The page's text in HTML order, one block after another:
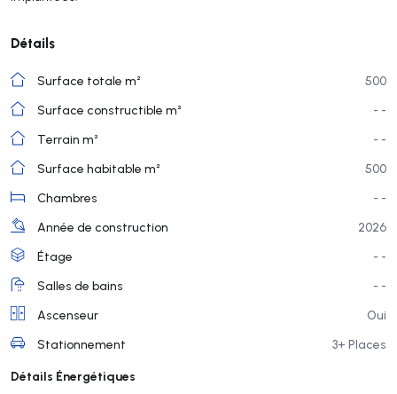
Détails
Surface totale m²
500
Surface constructible m²
- -
Terrain m²
- -
Surface habitable m²
500
Chambres
- -
Année de construction
2026
Étage
- -
Salles de bains
- -
Ascenseur
Oui
Stationnement
3+ Places
Détails Énergétiques